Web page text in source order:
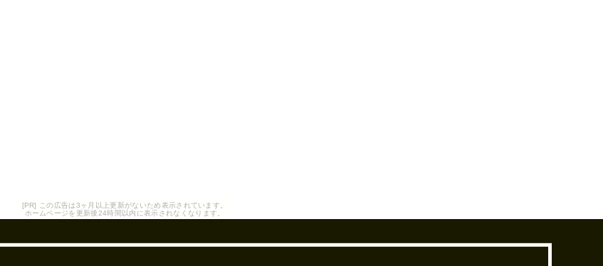
[PR] この広告は3ヶ月以上更新がないため表示されています。
ホームページを更新後24時間以内に表示されなくなります。